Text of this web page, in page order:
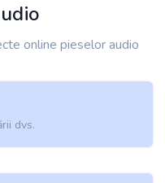
online pieselor audio
dvs.